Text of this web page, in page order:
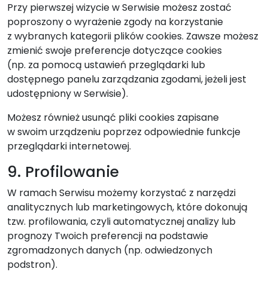
Przy pierwszej wizycie w Serwisie możesz zostać
poproszony o wyrażenie zgody na korzystanie
z wybranych kategorii plików cookies. Zawsze możesz
zmienić swoje preferencje dotyczące cookies
(np. za pomocą ustawień przeglądarki lub
dostępnego panelu zarządzania zgodami, jeżeli jest
udostępniony w Serwisie).
Możesz również usunąć pliki cookies zapisane
w swoim urządzeniu poprzez odpowiednie funkcje
przeglądarki internetowej.
9. Profilowanie
W ramach Serwisu możemy korzystać z narzędzi
analitycznych lub marketingowych, które dokonują
tzw. profilowania, czyli automatycznej analizy lub
prognozy Twoich preferencji na podstawie
zgromadzonych danych (np. odwiedzonych
podstron).